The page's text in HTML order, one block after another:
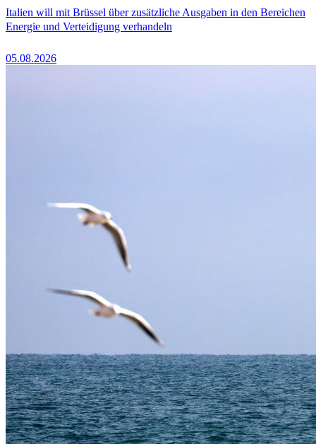
Italien will mit Brüssel über zusätzliche Ausgaben in den Bereichen
Energie und Verteidigung verhandeln
05.08.2026